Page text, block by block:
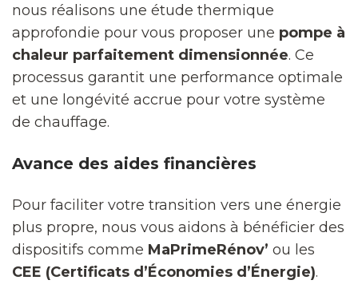
nous réalisons une étude thermique
approfondie pour vous proposer une pompe à
chaleur parfaitement dimensionnée. Ce
processus garantit une performance optimale
et une longévité accrue pour votre système
de chauffage.
Avance des aides financières
Pour faciliter votre transition vers une énergie
plus propre, nous vous aidons à bénéficier des
dispositifs comme MaPrimeRénov’ ou les
CEE (Certificats d’Économies d’Énergie).